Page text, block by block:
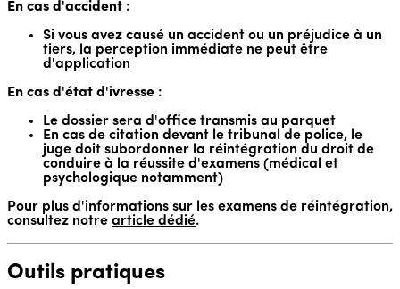
En cas d'accident :
Si vous avez causé un accident ou un préjudice à un
tiers, la perception immédiate ne peut être
d'application
En cas d'état d'ivresse :
Le dossier sera d'office transmis au parquet
En cas de citation devant le tribunal de police, le
juge doit subordonner la réintégration du droit de
conduire à la réussite d'examens (médical et
psychologique notamment)
Pour plus d'informations sur les examens de réintégration,
consultez notre article dédié.
Outils pratiques